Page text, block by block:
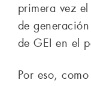
primera vez el
de
de GEI en el
Por eso,